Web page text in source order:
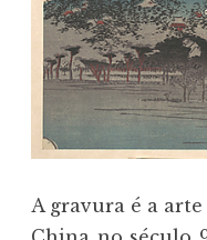
A gravura é a